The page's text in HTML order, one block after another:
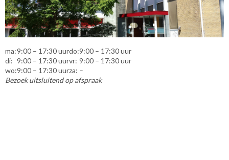
ma:
di:
wo:
9:00 – 17:30 uur
9:00 – 17:30 uur
9:00 – 17:30 uur
do:
vr:
za:
9:00 – 17:30 uur
9:00 – 17:30 uur
–
Bezoek uitsluitend op afspraak